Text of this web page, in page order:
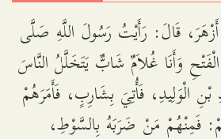
قَالَ: رَأَيْتُ رَسُولَ اللَّهِ صَلَّى
وَأَنَا غُلاَمٌ شَابٌّ يَتَخَلَّلُ النَّاسَ
الْوَلِيدِ، فَأُتِيَ بِشَارِبٍ، فَأَمَرَهُمْ
فَمِنْهُمْ مَنْ ضَرَبَهُ بِالسَّوْطِ،